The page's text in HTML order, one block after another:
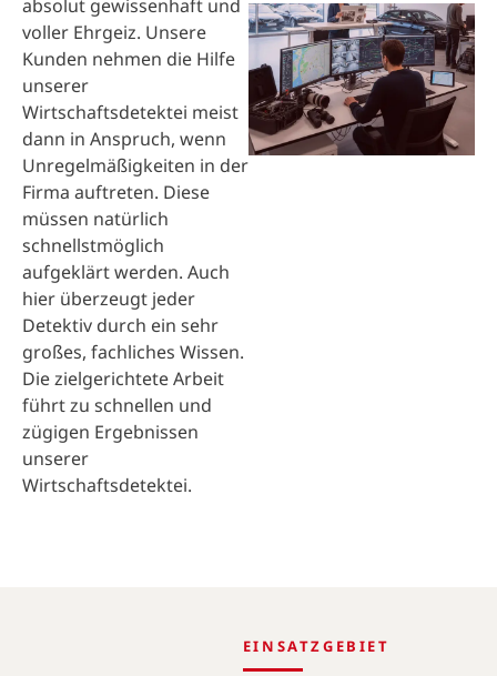
absolut gewissenhaft und
voller Ehrgeiz. Unsere
Kunden nehmen die Hilfe
unserer
Wirtschaftsdetektei meist
dann in Anspruch, wenn
Unregelmäßigkeiten in der
Firma auftreten. Diese
müssen natürlich
schnellstmöglich
aufgeklärt werden. Auch
hier überzeugt jeder
Detektiv durch ein sehr
großes, fachliches Wissen.
Die zielgerichtete Arbeit
führt zu schnellen und
zügigen Ergebnissen
unserer
Wirtschaftsdetektei.
EINSATZGEBIET